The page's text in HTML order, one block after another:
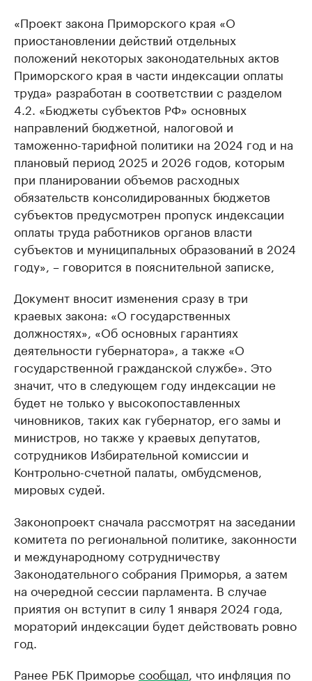
«Проект закона Приморского края «О
приостановлении действий отдельных
положений некоторых законодательных актов
Приморского края в части индексации оплаты
труда» разработан в соответствии с разделом
4.2. «Бюджеты субъектов РФ» основных
направлений бюджетной, налоговой и
таможенно-тарифной политики на 2024 год и на
плановый период 2025 и 2026 годов, которым
при планировании объемов расходных
обязательств консолидированных бюджетов
субъектов предусмотрен пропуск индексации
оплаты труда работников органов власти
субъектов и муниципальных образований в 2024
году», ­– говорится в пояснительной записке,
Документ вносит изменения сразу в три
краевых закона: «О государственных
должностях», «Об основных гарантиях
деятельности губернатора», а также «О
государственной гражданской службе». Это
значит, что в следующем году индексации не
будет не только у высокопоставленных
чиновников, таких как губернатор, его замы и
министров, но также у краевых депутатов,
сотрудников Избирательной комиссии и
Контрольно-счетной палаты, омбудсменов,
мировых судей.
Законопроект сначала рассмотрят на заседании
комитета по региональной политике, законности
и международному сотрудничеству
Законодательного собрания Приморья, а затем
на очередной сессии парламента. В случае
приятия он вступит в силу 1 января 2024 года,
мораторий индексации будет действовать ровно
год.
Ранее РБК Приморье сообщал , что инфляция по